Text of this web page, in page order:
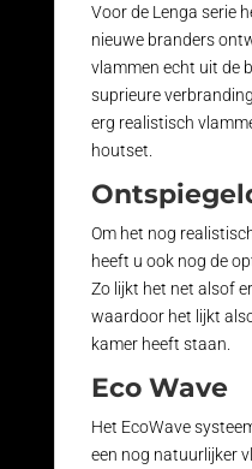
Voor de Lenga serie
nieuwe branders
vlammen echt uit de
suprieure
erg realistisch
houtset.
Om het nog
heeft u ook nog de
Zo lijkt het net alsof
waardoor het lijkt
kamer heeft staan.
Eco Wave
Het EcoWave
een nog natuurlijker